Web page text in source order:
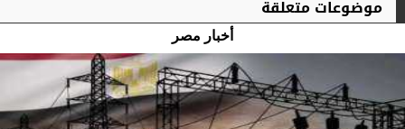
موضوعات متعلقة
أخبار مصر